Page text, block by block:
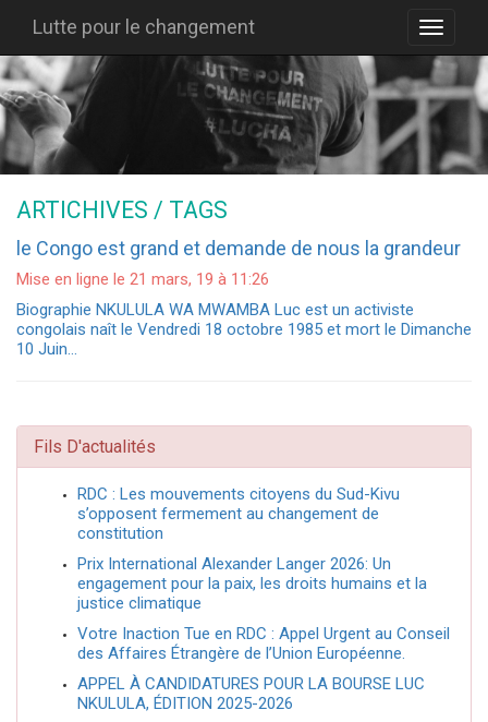
Lutte pour le changement
ARTICHIVES / TAGS
le Congo est grand et demande de nous la grandeur
Mise en ligne le 21 mars, 19 à 11:26
Biographie NKULULA WA MWAMBA Luc est un activiste
congolais naît le Vendredi 18 octobre 1985 et mort le Dimanche
10 Juin…
Fils D'actualités
RDC : Les mouvements citoyens du Sud-Kivu
s’opposent fermement au changement de
constitution
Prix International Alexander Langer 2026: Un
engagement pour la paix, les droits humains et la
justice climatique
Votre Inaction Tue en RDC : Appel Urgent au Conseil
des Affaires Étrangère de l’Union Européenne.
APPEL À CANDIDATURES POUR LA BOURSE LUC
NKULULA, ÉDITION 2025-2026